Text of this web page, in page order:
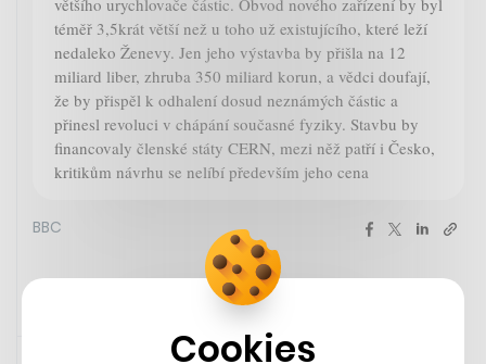
většího urychlovače částic. Obvod nového zařízení by byl
téměř 3,5krát větší než u toho už existujícího, které leží
nedaleko Ženevy. Jen jeho výstavba by přišla na 12
miliard liber, zhruba 350 miliard korun, a vědci doufají,
že by přispěl k odhalení dosud neznámých částic a
přinesl revoluci v chápání současné fyziky. Stavbu by
financovaly členské státy CERN, mezi něž patří i Česko,
kritikům návrhu se nelíbí především jeho cena
BBC
Cookies